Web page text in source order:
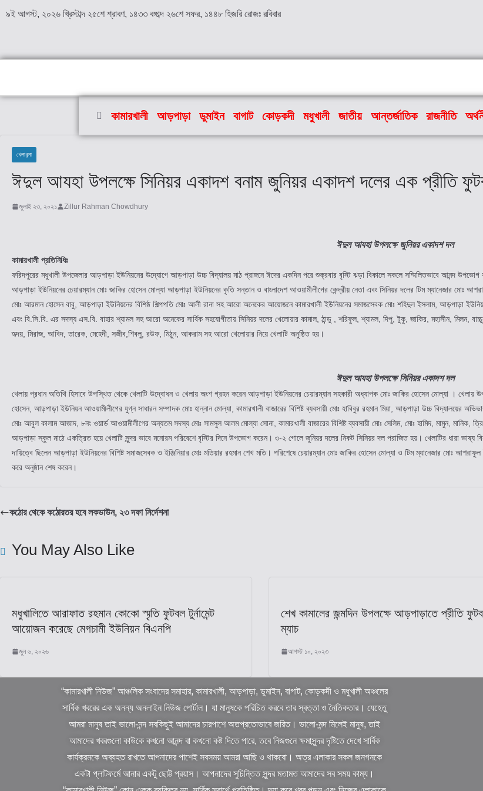
৯ই আগস্ট, ২০২৬ খ্রিস্টাব্দ ২৫শে শ্রাবণ, ১৪৩৩ বঙ্গাব্দ ২৬শে সফর, ১৪৪৮ হিজরি রোজঃ রবিবার
কামারখালী আড়পাড়া ডুমাইন বাগাট কোড়কদী মধুখালী জাতীয় আন্তর্জাতিক রাজনীতি
খেলাধুলা
ঈদুল আযহা উপলক্ষে সিনিয়র একাদশ বনাম জুনিয়র একাদশ দলের এক প্রীতি
জুলাই ২৩, ২০২১ Zillur Rahman Chowdhury
ঈদুল আযহা উপলক্ষে জুনিয়র একাদশ দল
কামারখালী প্রতিনিধিঃ
ফরিদপুরের মধুখালী উপজেলার আড়পাড়া ইউনিয়নের উদ্যোগে আড়পাড়া উচ্চ বিদ্যালয় মাঠ প্রাঙ্গনে ঈদের একদিন পরে শুক্রবার বৃস্টি ঝড়া বিকালে সকলে সম্মিলিতভাবে আনন্দ
আড়পাড়া ইউনিয়নের চেয়ারম্যান মোঃ জাকির হোসেন মোল্যা আড়পাড়া ইউনিয়নের কৃতি সন্তান ও বাংলাদেশ আওয়ামীলীগের কেন্দ্রীয় নেতা এবং সিনিয়র দলের টিম ম্যানেজার মোঃ
মোঃ আরমান হোসেন বাবু, আড়পাড়া ইউনিয়নের বিশিষ্ঠ শিল্পপতি মোঃ আলী রানা সহ আরো অনেকের আয়োজনে কামারখালী ইউনিয়নের সমাজসেবক মোঃ শহিদুল ইসলাম, আড়পাড়া
এবং বি.সি.বি. এর সদস্য এস.বি. বাহার শ্যামল সহ আরো অনেকের সার্বিক সহযোগীতায় সিনিয়র দলের খেলোয়ার কামাল, ঠান্ডু , শরিফুল, শ্যামল, দিপু, টুকু, জাকির, মহাসীন, মিলন,
হৃদয়, মিরাজ, আবিদ, তারেক, মেহেদী, সজীব,শিবলু, রউফ, মিঠুন, আকরাম সহ আরো খেলোয়ার নিয়ে খেলাটি অনুষ্ঠিত হয়।
ঈদুল আযহা উপলক্ষে সিনিয়র একাদশ দল
খেলায় প্রধান অতিথি হিসাবে উপস্থিত থেকে খেলাটি উদ্বোধন ও খেলায় অংশ গ্রহন করেন আড়পাড়া ইউনিয়নের চেয়ারম্যান সহকারী অধ্যাপক মোঃ জাকির হোসেন মোল্যা । খেলায়
হোসেন, আড়পাড়া ইউনিয়ন আওয়ামীলীগের যুগ্ন সাধারন সম্পাদক মোঃ হান্নান মোল্যা, কামারখালী বাজারের বিশিষ্ট ব্যবসায়ী মোঃ হাবিবুর রহমান মিয়া, আড়পাড়া উচ্চ
মোঃ আবুল কালাম আজাদ, ৮নং ওয়ার্ড আওয়ামীলীগের অন্যতম সদস্য মোঃ সামসুল আলম মোল্যা সোনা, কামারখালী বাজারের বিশিষ্ট ব্যবসায়ী মোঃ সেলিম, মোঃ হামিদ, মামুন, মানিক,
আড়পাড়া স্কুল মাঠে একত্রিত হয়ে খেলাটি সুন্দর ভাবে মনোরম পরিবেশে বৃস্টির দিনে উপভোগ করেন। ৩-২ গোলে জুনিয়র দলের নিকট সিনিয়র দল পরাজিত হয়। খেলাটির ধারা ভাষ্য
দায়িত্বে ছিলেন আড়পাড়া ইউনিয়নের বিশিষ্ট সমাজসেবক ও ইঞ্জিনিয়ার মোঃ মতিয়ার রহমান শেখ মতি। পরিশেষে চেয়ারম্যান মোঃ জাকির হোসেন মোল্যা ও টিম ম্যানেজার মোঃ
করে অনুষ্ঠান শেষ করেন।
কঠোর থেকে কঠোরতর হবে লকডাউন, ২৩ দফা নির্দেশনা
You May Also Like
মধুখালিতে আরাফাত রহমান কোকো স্মৃতি ফুটবল টুর্নামেন্ট
আয়োজন করেছে মেগচামী ইউনিয়ন বিএনপি
জুন ৬, ২০২৬
শেখ কামালের জন্মদিন উপলক্ষে আড়পাড়াতে প্রীতি
ম্যাচ
আগস্ট ১০, ২০২৩
“কামারখালী নিউজ” আঞ্চলিক সংবাদের সমাহার, কামারখালী, আড়পাড়া, ডুমাইন, বাগাট, কোড়কদী ও মধুখালী অঞ্চলের
সার্বিক খবরের এক অনন্য অনলাইন নিউজ পোর্টাল। যা মানুষকে পরিচিত করবে তার স্বত্তা ও নৈতিকতার। যেহেতু
আমরা মানুষ তাই ভালো-মন্দ সবকিছুই আমাদের চারপাশে অতপ্রতোভাবে জরিত। ভালো-মন্দ মিলেই মানুষ, তাই
আমাদের খবরগুলো কাউকে কখনো আনন্দ বা কখনো কষ্ট দিতে পারে, তবে নিজগুনে ক্ষমাসুন্দর দৃষ্টিতে দেখে সার্বিক
কার্যক্রমকে অব্যহত রাখতে আপনাদের পাশেই সবসময় আমরা আছি ও থাকবো। অত্র এলাকার সকল জনগনকে
একটা প্লাটফর্মে আনার একটু ছোট্ট প্রয়াস। আপনাদের সুচিন্তিত সুন্দর মতামত আমাদের সব সময় কাম্য।